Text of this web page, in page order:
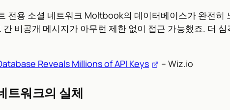
전용 소셜 네트워크 Moltbook의 데이터베이스가 완전히
비공개 메시지가 아무런 제한 없이 접근 가능했죠. 더
Reveals Millions of API Keys – Wiz.io
트워크의 실체